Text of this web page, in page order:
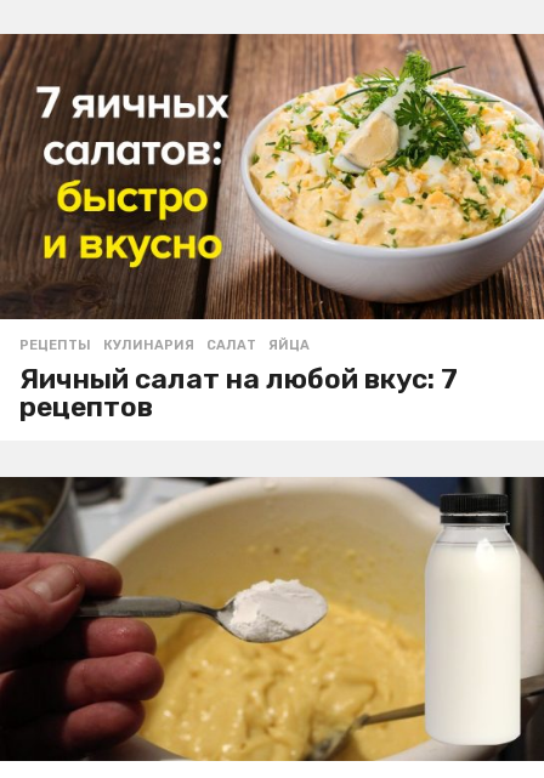
РЕЦЕПТЫ КУЛИНАРИЯ ,САЛАТ ,ЯЙЦА
Яичный салат на любой вкус: 7
рецептов